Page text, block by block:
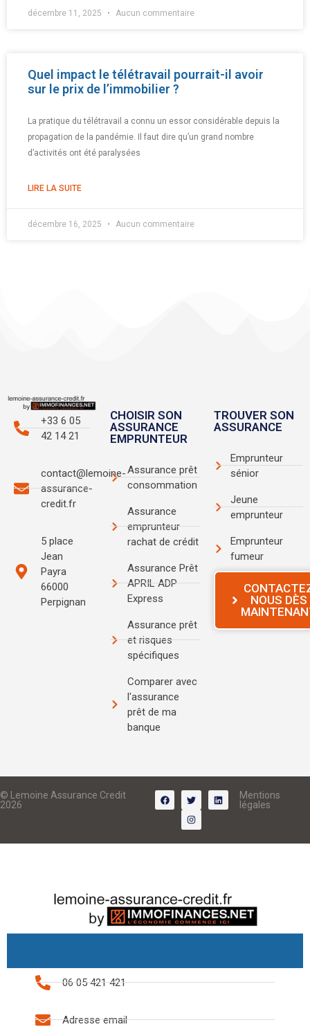
décembre 11, 2025 Aucun commentaire
Quel impact le télétravail pourrait-il avoir
sur le prix de l’immobilier ?
La pratique du télétravail a connu un essor considérable depuis la
propagation de la pandémie. Il faut dire qu’un grand nombre
d’activités ont été paralysées
LIRE LA SUITE
décembre 16, 2025 Aucun commentaire
+33 6 05
42 14 21
contact@lemoine-
assurance-
credit.fr
5 place
Jean
Payra
66000
Perpignan
CHOISIR SON
ASSURANCE
EMPRUNTEUR
Assurance prêt
consommation
Assurance
emprunteur
rachat de crédit
Assurance Prêt
APRIL ADP
Express
Assurance prêt
et risques
spécifiques
Comparer avec
l'assurance
prêt de ma
banque
TROUVER SON
ASSURANCE
Emprunteur
sénior
Jeune
emprunteur
Emprunteur
fumeur
NOUS DÈS
© Lemoine Assurance Credit
2026
Mentions
légales
06 05 421 421
Adresse email